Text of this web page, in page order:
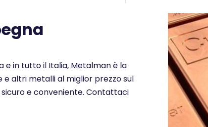
e in tutto il Italia, Metalman è la
altri metalli al miglior prezzo sul
e conveniente. Contattaci